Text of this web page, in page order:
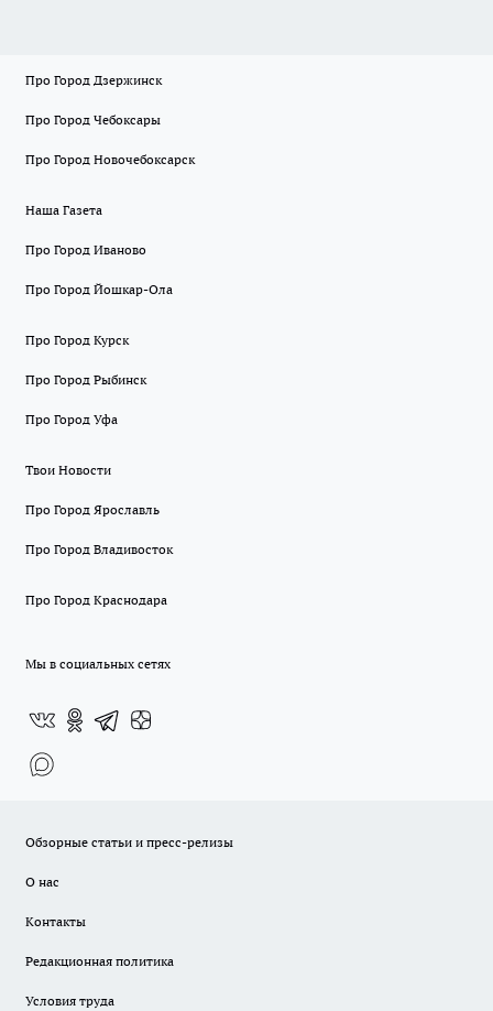
Про Город Дзержинск
Про Город Чебоксары
Про Город Новочебоксарск
Наша Газета
Про Город Иваново
Про Город Йошкар-Ола
Про Город Курск
Про Город Рыбинск
Про Город Уфа
Твои Новости
Про Город Ярославль
Про Город Владивосток
Про Город Краснодара
Мы в социальных сетях
Обзорные статьи и пресс-релизы
О нас
Контакты
Редакционная политика
Условия труда